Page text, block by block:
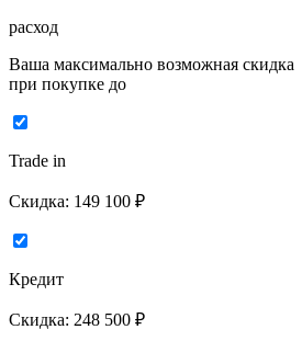
расход
Ваша максимально возможная скидка
при покупке до
Trade in
Скидка: 149 100 ₽
Кредит
Скидка: 248 500 ₽